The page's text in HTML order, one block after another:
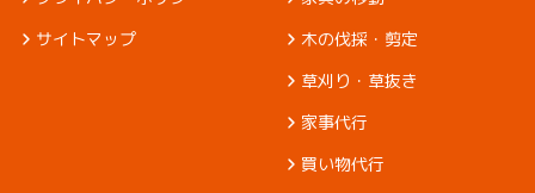
サイトマップ
木の伐採・剪定
草刈り・草抜き
家事代行
買い物代行